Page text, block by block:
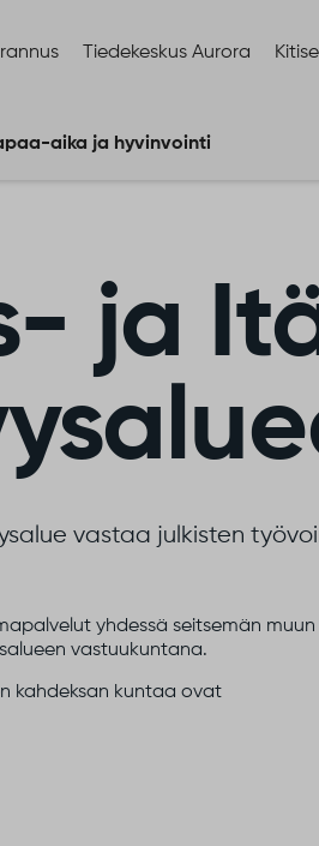
Tiedekeskus Aurora
aika ja hyvinvointi
ja
vastaa julkisten
yhdessä seitsemän
vastuukuntana.
kahdeksan kuntaa ovat